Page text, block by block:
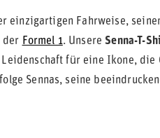
einzigartigen Fahrweise,
der Formel 1. UnsereSenna-T-
für eine Ikone, die
Sennas, seine